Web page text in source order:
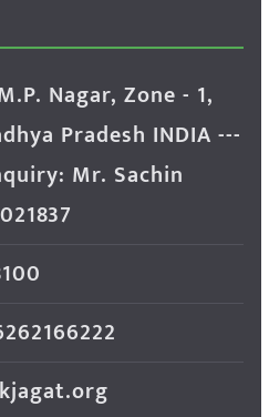
Nagar, Zone - 1,
Pradesh INDIA ---
Mr. Sachin